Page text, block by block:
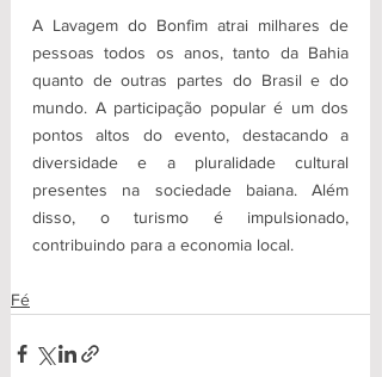
A Lavagem do Bonfim atrai milhares de
pessoas todos os anos, tanto da Bahia
quanto de outras partes do Brasil e do
mundo. A participação popular é um dos
pontos altos do evento, destacando a
diversidade e a pluralidade cultural
presentes na sociedade baiana. Além
disso, o turismo é impulsionado,
contribuindo para a economia local.
Fé